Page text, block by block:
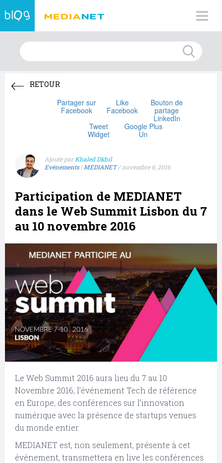
RETOUR
Partager sur
Facebook
Like
Facebook
Bouton de
partage
LinkedIn
Tweet
Widget
Google Plus
Un
Ajouté parKhaled Dkhil
Evénements|MEDIANET/novembre 6, 2016
Participation de MEDIANET
dans le Web Summit Lisbon du 7
au 10 novembre 2016
Le Web Summit 2016 aura lieu du 7 au 10
Novembre 2016, l’événement Tech de référence
en Europe, des conférences sur l’innovation
numérique avec la présence de startups venues
du monde entier.
MEDIANET est, non seulement, présente à cet
événement, transmettera en live les conférences